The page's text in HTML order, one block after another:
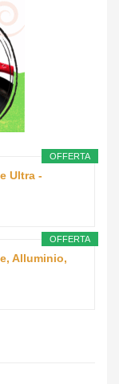
OFFERTA
Ultra -
OFFERTA
Alluminio,